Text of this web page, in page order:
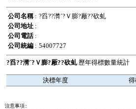
公司名稱: ?舀??潸ˊ?Ｖ膨?厰??砍虬
公司地址 :
公司電話:
公司統編 : 54007727
?舀??潸ˊ?Ｖ膨?厰??砍虬歷年得標數量統計
決標年度
注意事項: